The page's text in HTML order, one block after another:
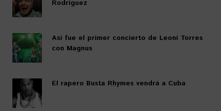
Rodríguez
Así fue el primer concierto de Leoni Torres
con Magnus
El rapero Busta Rhymes vendrá a Cuba